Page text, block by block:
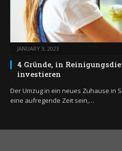
JANUARY 3, 2023
4 Gründe, in
investieren
Der Umzug in ein neues Zuhause in
eine aufregende Zeit sein,…